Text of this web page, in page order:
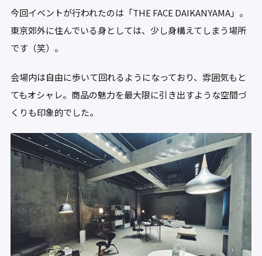
今回イベントが行われたのは「THE FACE DAIKANYAMA」。
東京郊外に住んでいる身としては、少し身構えてしまう場所
です（笑）。
会場内は自由に歩いて回れるようになっており、雰囲気もと
てもオシャレ。商品の魅力を最大限に引き出すような空間づ
くりも印象的でした。